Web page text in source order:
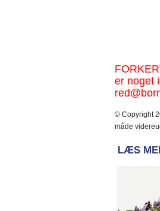
er noget
© Copyright
måde